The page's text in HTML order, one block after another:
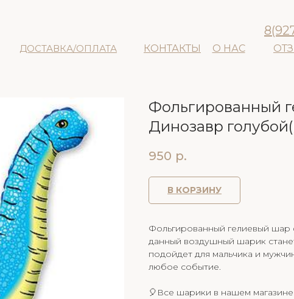
ДОСТАВКА/ОПЛАТА КОНТАКТЫ О НАС
Фольгированный
Динозавр
950 р.
В КОРЗИНУ
Фольгированный гелиевый шар
данный воздушный шарик
подойдет для мальчика и
любое событие.
🎈Все шарики в нашем